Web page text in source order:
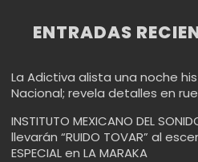
ENTRADAS
La Adictiva alista una noche
Nacional; revela detalles en
INSTITUTO MEXICANO DEL
llevarán “RUIDO TOVAR” al
ESPECIAL en LA MARAKA